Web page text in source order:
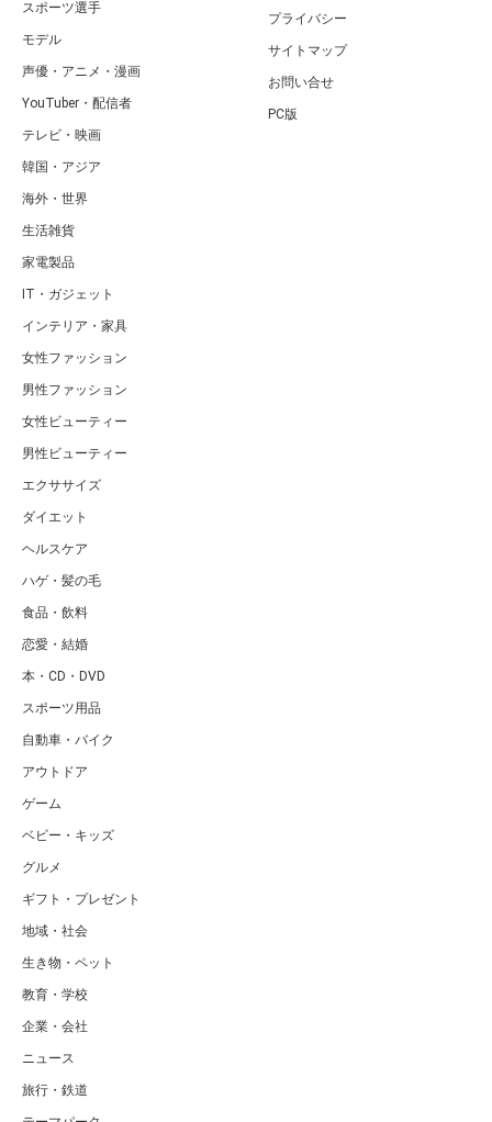
スポーツ選手
モデル
声優・アニメ・漫画
YouTuber・配信者
テレビ・映画
韓国・アジア
海外・世界
生活雑貨
家電製品
IT・ガジェット
インテリア・家具
女性ファッション
男性ファッション
女性ビューティー
男性ビューティー
エクササイズ
ダイエット
ヘルスケア
ハゲ・髪の毛
食品・飲料
恋愛・結婚
本・CD・DVD
スポーツ用品
自動車・バイク
アウトドア
ゲーム
ベビー・キッズ
グルメ
ギフト・プレゼント
地域・社会
生き物・ペット
教育・学校
企業・会社
ニュース
旅行・鉄道
プライバシー
サイトマップ
お問い合せ
PC版